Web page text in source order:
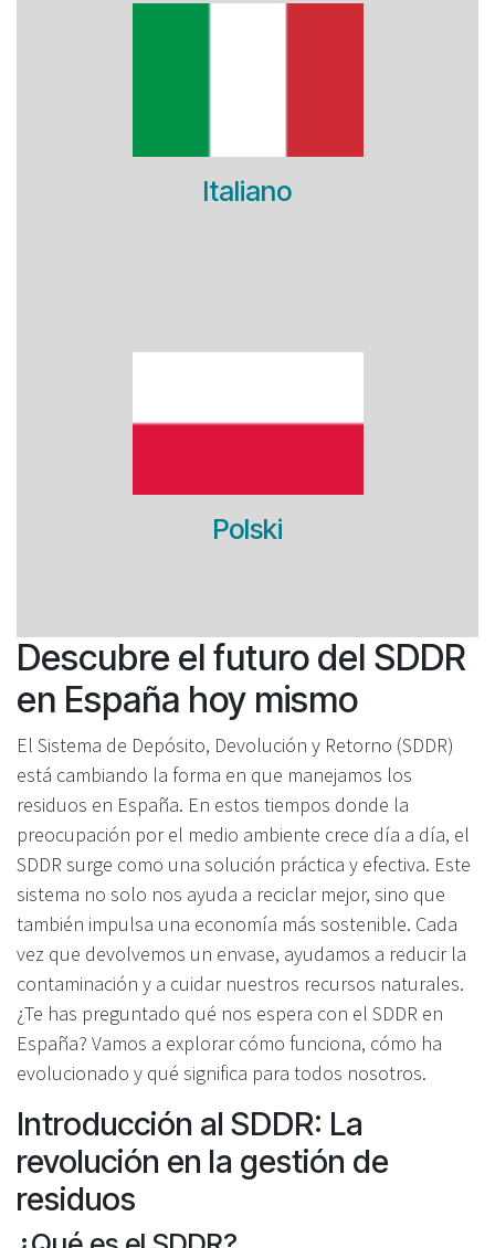
Italiano
Polski
Descubre el futuro del SDDR
en España hoy mismo
El Sistema de Depósito, Devolución y Retorno (SDDR)
está cambiando la forma en que manejamos los
residuos en España. En estos tiempos donde la
preocupación por el medio ambiente crece día a día, el
SDDR surge como una solución práctica y efectiva. Este
sistema no solo nos ayuda a reciclar mejor, sino que
también impulsa una economía más sostenible. Cada
vez que devolvemos un envase, ayudamos a reducir la
contaminación y a cuidar nuestros recursos naturales.
¿Te has preguntado qué nos espera con el SDDR en
España? Vamos a explorar cómo funciona, cómo ha
evolucionado y qué significa para todos nosotros.
Introducción al SDDR: La
revolución en la gestión de
residuos